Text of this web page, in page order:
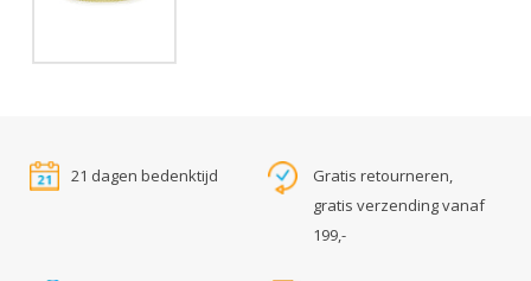
21 dagen bedenktijd
Gratis retourneren,
gratis verzending vanaf
199,-